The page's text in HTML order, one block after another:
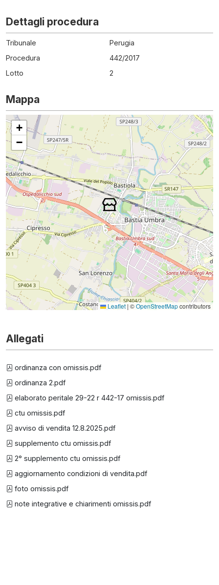
Dettagli procedura
Tribunale
Perugia
Procedura
442/2017
Lotto
2
Mappa
+
−
Leaflet | ©OpenStreetMapcontributors
Allegati
ordinanza con omissis.pdf
ordinanza 2.pdf
elaborato peritale 29-22 r 442-17 omissis.pdf
ctu omissis.pdf
avviso di vendita 12.8.2025.pdf
supplemento ctu omissis.pdf
2° supplemento ctu omissis.pdf
aggiornamento condizioni di vendita.pdf
foto omissis.pdf
note integrative e chiarimenti omissis.pdf